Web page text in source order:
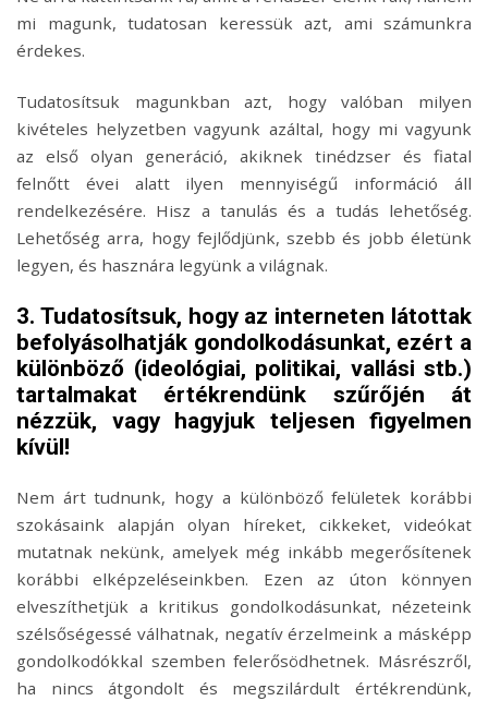
mi magunk, tudatosan keressük azt, ami számunkra
érdekes.
Tudatosítsuk magunkban azt, hogy valóban milyen
kivételes helyzetben vagyunk azáltal, hogy mi vagyunk
az első olyan generáció, akiknek tinédzser és fiatal
felnőtt évei alatt ilyen mennyiségű információ áll
rendelkezésére. Hisz a tanulás és a tudás lehetőség.
Lehetőség arra, hogy fejlődjünk, szebb és jobb életünk
legyen, és hasznára legyünk a világnak.
3. Tudatosítsuk, hogy az interneten látottak
befolyásolhatják gondolkodásunkat, ezért a
különböző (ideológiai, politikai, vallási stb.)
tartalmakat értékrendünk szűrőjén át
nézzük, vagy hagyjuk teljesen figyelmen
kívül!
Nem árt tudnunk, hogy a különböző felületek korábbi
szokásaink alapján olyan híreket, cikkeket, videókat
mutatnak nekünk, amelyek még inkább megerősítenek
korábbi elképzeléseinkben. Ezen az úton könnyen
elveszíthetjük a kritikus gondolkodásunkat, nézeteink
szélsőségessé válhatnak, negatív érzelmeink a másképp
gondolkodókkal szemben felerősödhetnek. Másrészről,
ha nincs átgondolt és megszilárdult értékrendünk,